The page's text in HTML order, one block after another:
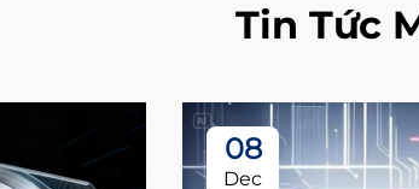
Tin Tức
08
Dec